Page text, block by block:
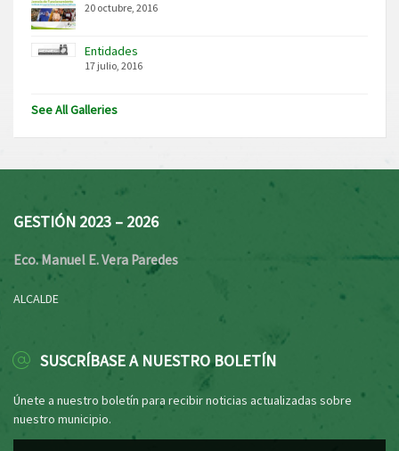
20 octubre, 2016
Entidades
17 julio, 2016
See All Galleries
GESTIÓN 2023 – 2026
Eco. Manuel E. Vera Paredes
ALCALDE
SUSCRÍBASE A NUESTRO BOLETÍN
Únete a nuestro boletín para recibir noticias actualizadas sobre
nuestro municipio.